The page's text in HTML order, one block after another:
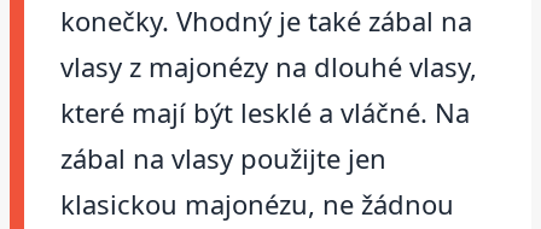
konečky. Vhodný je také zábal na
vlasy z majonézy na dlouhé vlasy,
které mají být lesklé a vláčné. Na
zábal na vlasy použijte jen
klasickou majonézu, ne žádnou